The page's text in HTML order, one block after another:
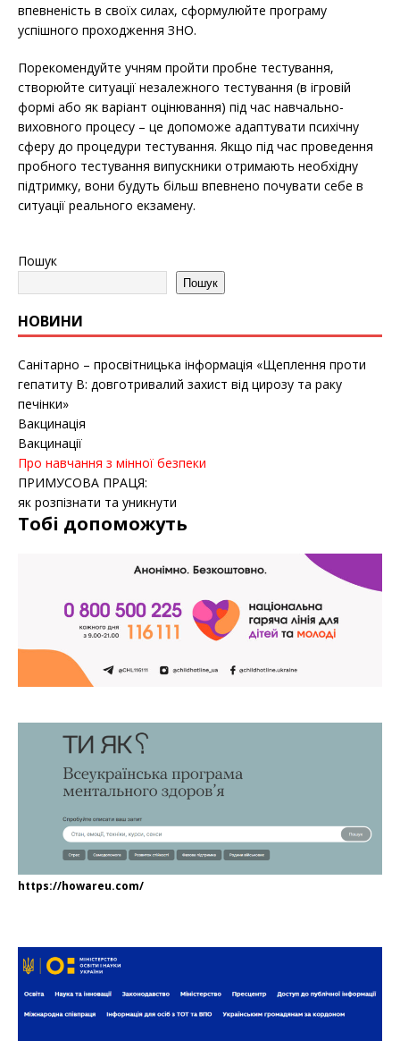
впевненість в своїх силах, сформулюйте програму
успішного проходження ЗНО.
Порекомендуйте учням пройти пробне тестування,
створюйте ситуації незалежного тестування (в ігровій
формі або як варіант оцінювання) під час навчально-
виховного процесу – це допоможе адаптувати психічну
сферу до процедури тестування. Якщо під час проведення
пробного тестування випускники отримають необхідну
підтримку, вони будуть більш впевнено почувати себе в
ситуації реального екзамену.
Пошук
Пошук
НОВИНИ
Санітарно – просвітницька інформація «Щеплення проти
гепатиту B: довготривалий захист від цирозу та раку
печінки»
Вакцинація
Вакцинації
Про навчання з мінної безпеки
ПРИМУСОВА ПРАЦЯ:
як розпізнати та уникнути
Тобі допоможуть
https://howareu.com/